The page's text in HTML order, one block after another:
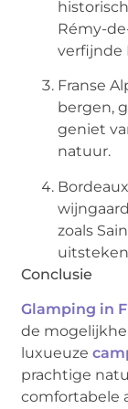
Rémy-
verfijnde
Franse
bergen,
geniet
natuur.
zoals
Conclusie
Glamping in
de
luxueuze
prachtige
comfortabele